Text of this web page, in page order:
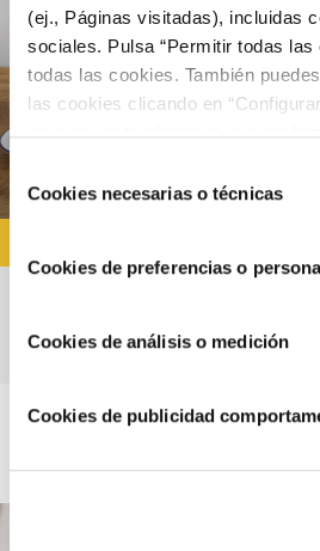
(ej., Páginas visitadas), incluidas
sociales. Pulsa “Permitir todas las
todas las cookies. También
las cookies clicando en
COOKIES.
Selección
de
consentimiento
Cookies necesarias o técnicas
Cookies de preferencias o
Cookies de análisis o medición
Cookies de publicidad
Arroz a la cubana